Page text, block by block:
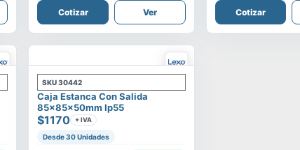
Cotizar Ver Cotizar
SKU30442
Caja Estanca Con Salida
85x85x50mm Ip55
$1170 + IVA
Desde 30 Unidades